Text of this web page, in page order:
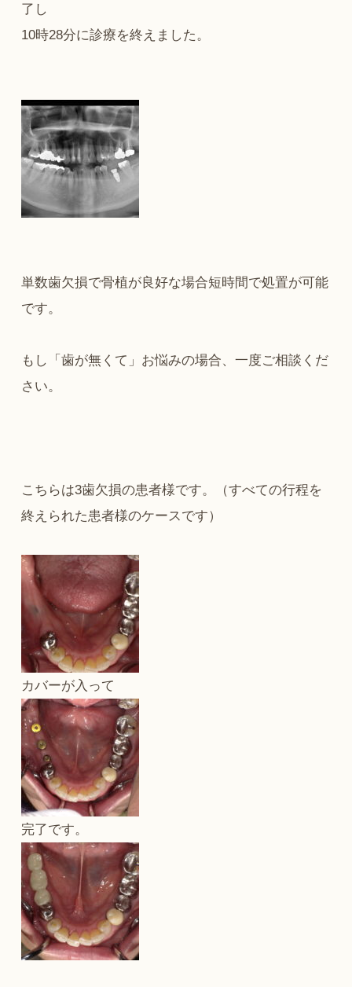
了し
10時28分に診療を終えました。
単数歯欠損で骨植が良好な場合短時間で処置が可能
です。
もし「歯が無くて」お悩みの場合、一度ご相談くだ
さい。
こちらは3歯欠損の患者様です。（すべての行程を
終えられた患者様のケースです）
カバーが入って
完了です。